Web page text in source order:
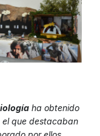
ha obtenido
el que destacaban